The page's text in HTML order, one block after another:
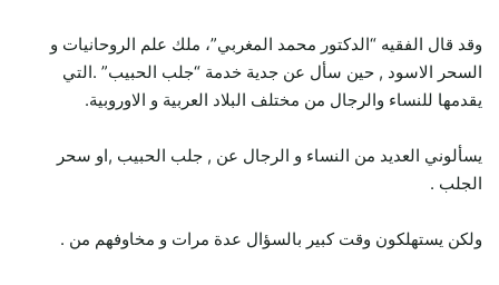
وقد قال الفقيه “الدكتور محمد المغربي”، ملك علم الروحانيات و
السحر الاسود , حين سأل عن جدية خدمة “جلب الحبيب” .التي
يقدمها للنساء والرجال من مختلف البلاد العربية و الاوروبية.
يسألوني العديد من النساء و الرجال عن , جلب الحبيب ,او سحر
الجلب .
ولكن يستهلكون وقت كبير بالسؤال عدة مرات و مخاوفهم من .